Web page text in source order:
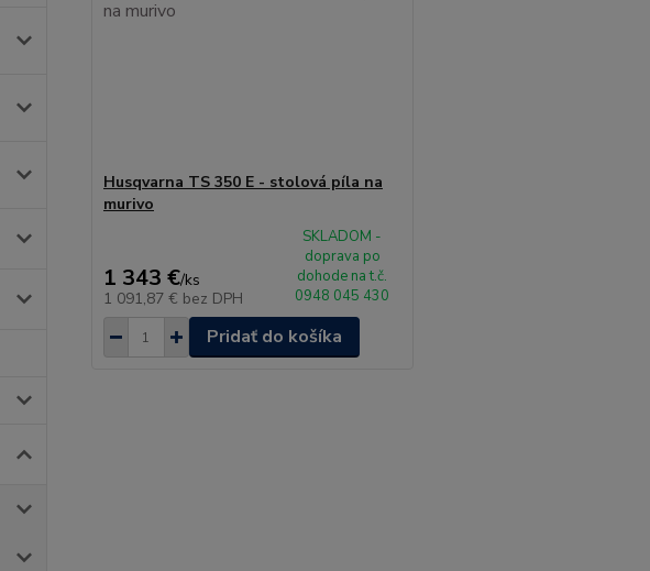
Husqvarna TS 350 E - stolová píla na
murivo
1 343 €/ks
1 091,87 € bez DPH
SKLADOM -
doprava po
dohode na t.č.
0948 045 430
Pridať do košíka